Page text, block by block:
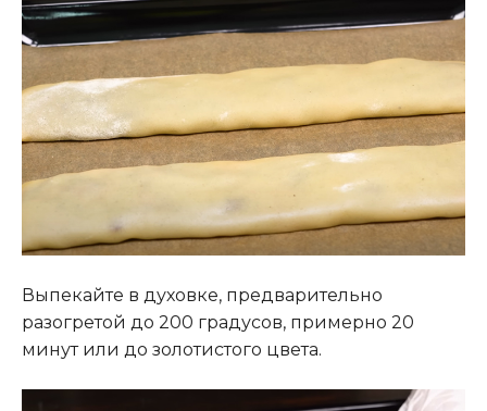
Выпекайте в духовке, предварительно
разогретой до 200 градусов, примерно 20
минут или до золотистого цвета.